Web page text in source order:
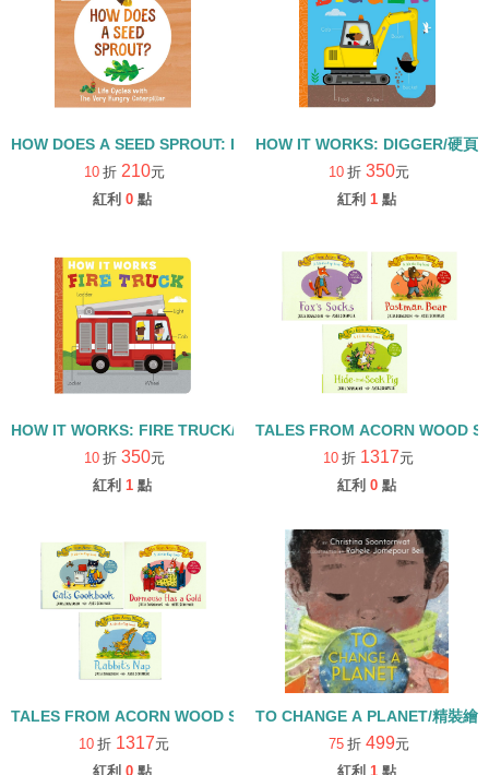
HOW DOES A SEED SPROUT: LIFE CYCLES WITH THE VERY
10 折 210元
紅利 0 點
HOW IT WORKS: DIGGER/硬頁
10 折 350元
紅利 1 點
HOW IT WORKS: FIRE TRUCK/硬頁書
10 折 350元
紅利 1 點
TALES FROM ACORN WOOD
10 折 1317元
紅利 0 點
TALES FROM ACORN WOOD STORY COLLECTION 生活日常組/
10 折 1317元
紅利 0 點
TO CHANGE A PLANET/精裝繪
75 折 499元
紅利 1 點